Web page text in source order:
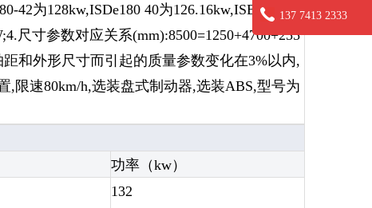
为128kw,ISDe180 40为126.16kw,ISB170 40
尺寸参数对应关系(mm):8500=1250+4700+255
距和外形尺寸而引起的质量参数变化在3%以内,
,限速80km/h,选装盘式制动器,选装ABS,型号为
功率（kw）
132
137 7413 2333